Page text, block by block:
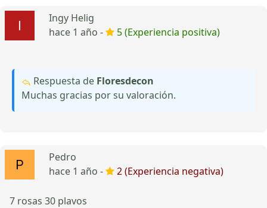
Ingy Helig
hace 1 año -
5 (Experiencia positiva)
Respuesta de Floresdecon
Muchas gracias por su valoración.
Pedro
hace 1 año -
2 (Experiencia negativa)
7 rosas 30 plavos